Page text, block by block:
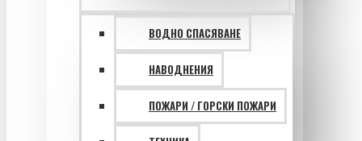
ВОДНО СПАСЯВАНЕ
НАВОДНЕНИЯ
ПОЖАРИ / ГОРСКИ ПОЖАРИ